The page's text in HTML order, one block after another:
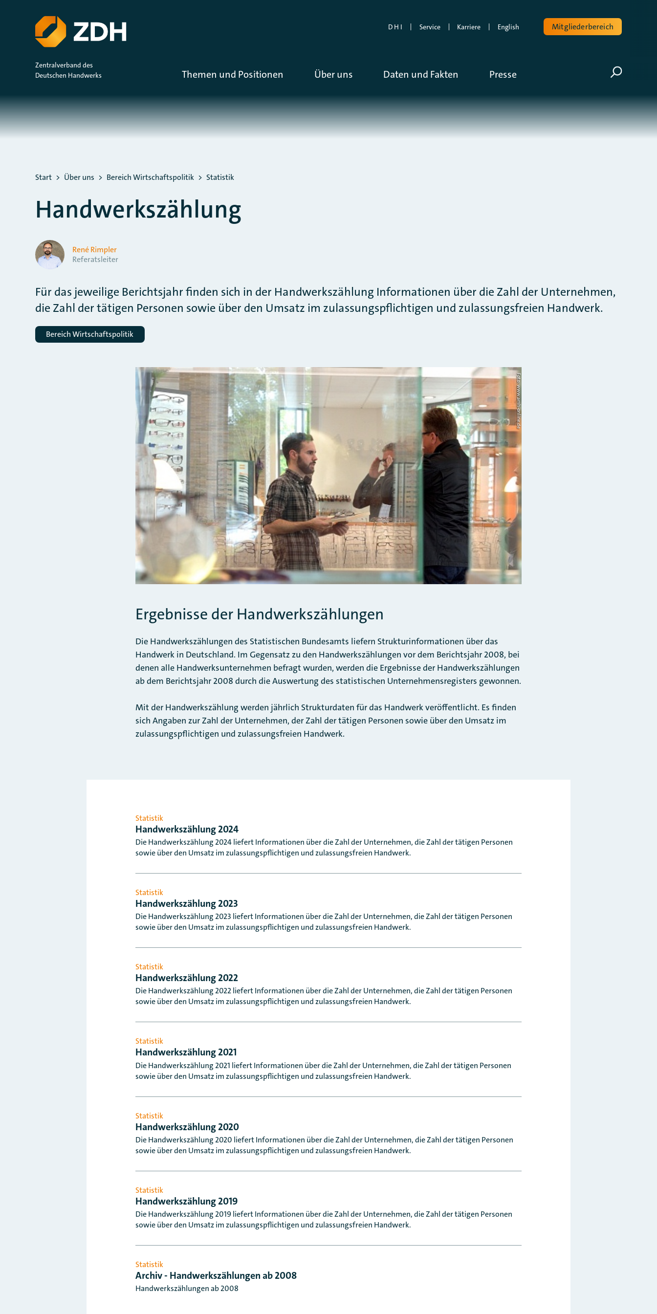
ZUM HAUPTINHALT SPRINGEN
D H I Service Karriere English Mitgliederbereich
Zentralverband des
Deutschen Handwerks
Themen und Positionen Über uns Daten und Fakten PresseVolltextsuche
Suche
Sie befinden sich hier:
Start Über uns Bereich Wirtschaftspolitik Statistik
Handwerkszählung
René Rimpler
Referatsleiter
Für das jeweilige Berichtsjahr finden sich in der Handwerkszählung Informationen über die Zahl der Unternehmen,
die Zahl der tätigen Personen sowie über den Umsatz im zulassungspflichtigen und zulassungsfreien Handwerk.
Bereich Wirtschaftspolitik
Foto: www.amh-online.de
Ergebnisse der Handwerkszählungen
Die Handwerkszählungen des Statistischen Bundesamts liefern Strukturinformationen über das
Handwerk in Deutschland. Im Gegensatz zu den Handwerkszählungen vor dem Berichtsjahr 2008, bei
denen alle Handwerksunternehmen befragt wurden, werden die Ergebnisse der Handwerkszählungen
ab dem Berichtsjahr 2008 durch die Auswertung des statistischen Unternehmensregisters gewonnen.
Mit der Handwerkszählung werden jährlich Strukturdaten für das Handwerk veröffentlicht. Es finden
sich Angaben zur Zahl der Unternehmen, der Zahl der tätigen Personen sowie über den Umsatz im
zulassungspflichtigen und zulassungsfreien Handwerk.
Statistik
Handwerkszählung 2024
Die Handwerkszählung 2024 liefert Informationen über die Zahl der Unternehmen, die Zahl der tätigen Personen
sowie über den Umsatz im zulassungspflichtigen und zulassungsfreien Handwerk.
Statistik
Handwerkszählung 2023
Die Handwerkszählung 2023 liefert Informationen über die Zahl der Unternehmen, die Zahl der tätigen Personen
sowie über den Umsatz im zulassungspflichtigen und zulassungsfreien Handwerk.
Statistik
Handwerkszählung 2022
Die Handwerkszählung 2022 liefert Informationen über die Zahl der Unternehmen, die Zahl der tätigen Personen
sowie über den Umsatz im zulassungspflichtigen und zulassungsfreien Handwerk.
Statistik
Handwerkszählung 2021
Die Handwerkszählung 2021 liefert Informationen über die Zahl der Unternehmen, die Zahl der tätigen Personen
sowie über den Umsatz im zulassungspflichtigen und zulassungsfreien Handwerk.
Statistik
Handwerkszählung 2020
Die Handwerkszählung 2020 liefert Informationen über die Zahl der Unternehmen, die Zahl der tätigen Personen
sowie über den Umsatz im zulassungspflichtigen und zulassungsfreien Handwerk.
Statistik
Handwerkszählung 2019
Die Handwerkszählung 2019 liefert Informationen über die Zahl der Unternehmen, die Zahl der tätigen Personen
sowie über den Umsatz im zulassungspflichtigen und zulassungsfreien Handwerk.
Statistik
Archiv - Handwerkszählungen ab 2008
Handwerkszählungen ab 2008